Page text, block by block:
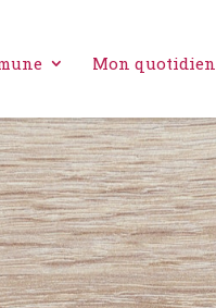
Mon quotidien